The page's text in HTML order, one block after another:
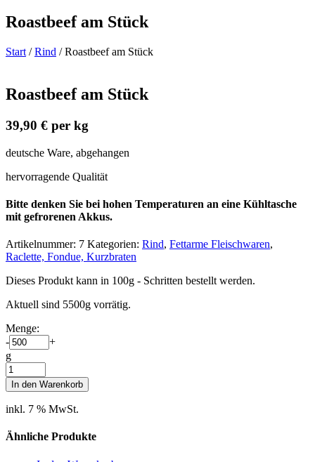
Roastbeef am Stück
Start /Rind / Roastbeef am Stück
Roastbeef am Stück
39,90 € per kg
deutsche Ware, abgehangen
hervorragende Qualität
Bitte denken Sie bei hohen Temperaturen an eine Kühltasche
mit gefrorenen Akkus.
Artikelnummer: 7 Kategorien: Rind, Fettarme Fleischwaren,
Raclette, Fondue, Kurzbraten
Dieses Produkt kann in 100g - Schritten bestellt werden.
Aktuell sind 5500g vorrätig.
Menge:
-
+
g
Roastbeef
am
Stück
quantity
In den Warenkorb
inkl. 7 % MwSt.
Ähnliche Produkte